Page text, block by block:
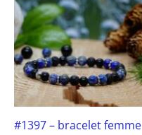
#1397 – bracelet femme